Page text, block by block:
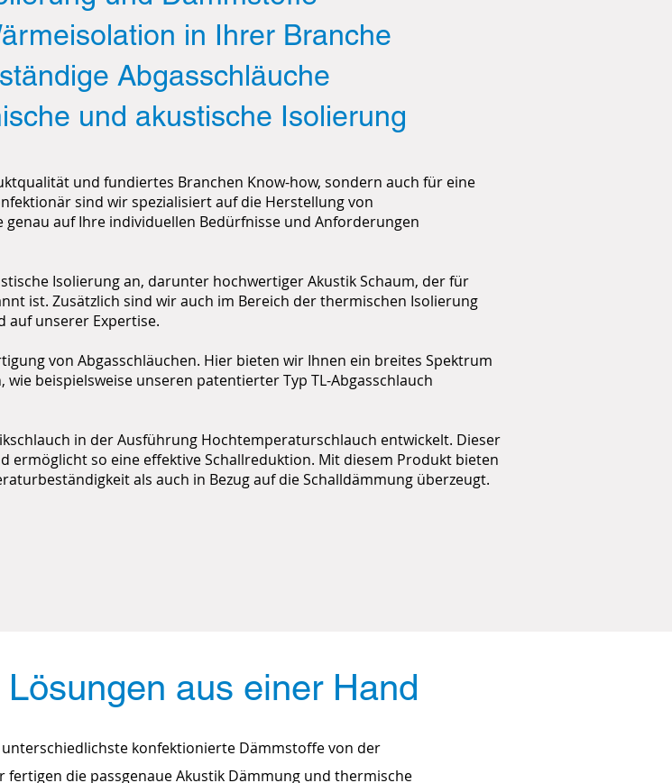
in Ihrer Branche
Abgasschläuche
und akustische Isolierung
und fundiertes Branchen Know-how, sondern auch für eine
sind wir spezialisiert auf die Herstellung von
auf Ihre individuellen Bedürfnisse und Anforderungen
Isolierung an, darunter hochwertiger Akustik Schaum, der für
ist. Zusätzlich sind wir auch im Bereich der thermischen Isolierung
auf unserer Expertise.
von Abgasschläuchen. Hier bieten wir Ihnen ein breites Spektrum
beispielsweise unseren patentierter Typ TL-Abgasschlauch
in der Ausführung Hochtemperaturschlauch entwickelt. Dieser
ermöglicht so eine effektive Schallreduktion. Mit diesem Produkt bieten
als auch in Bezug auf die Schalldämmung überzeugt.
aus einer Hand
konfektionierte Dämmstoffe von der
die passgenaue Akustik Dämmung und thermische